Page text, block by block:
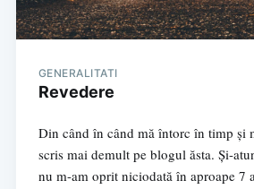
GENERALITATI
Revedere
Din când în când mă întorc în timp și
scris mai demult pe blogul ăsta. Și-
nu m-am oprit niciodată în aproape 7